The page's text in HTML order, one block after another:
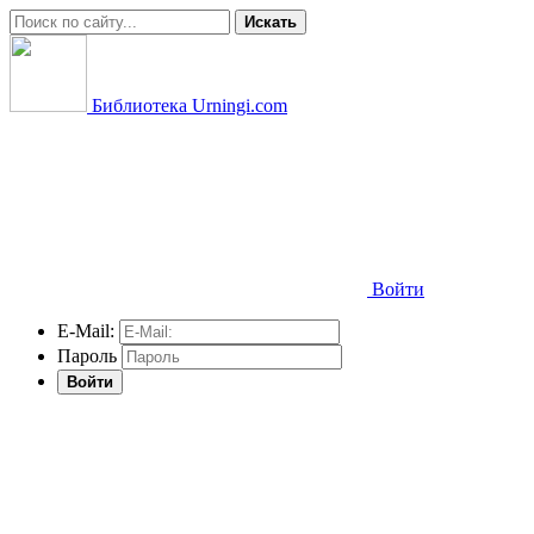
Искать
Библиотека Urningi.com
Войти
E-Mail:
Пароль
Войти